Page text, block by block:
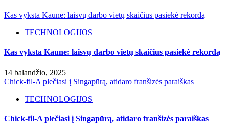
Kas vyksta Kaune: laisvų darbo vietų skaičius pasiekė rekordą
TECHNOLOGIJOS
Kas vyksta Kaune: laisvų darbo vietų skaičius pasiekė rekordą
14 balandžio, 2025
Chick-fil-A plečiasi į Singapūrą, atidaro franšizės paraiškas
TECHNOLOGIJOS
Chick-fil-A plečiasi į Singapūrą, atidaro franšizės paraiškas